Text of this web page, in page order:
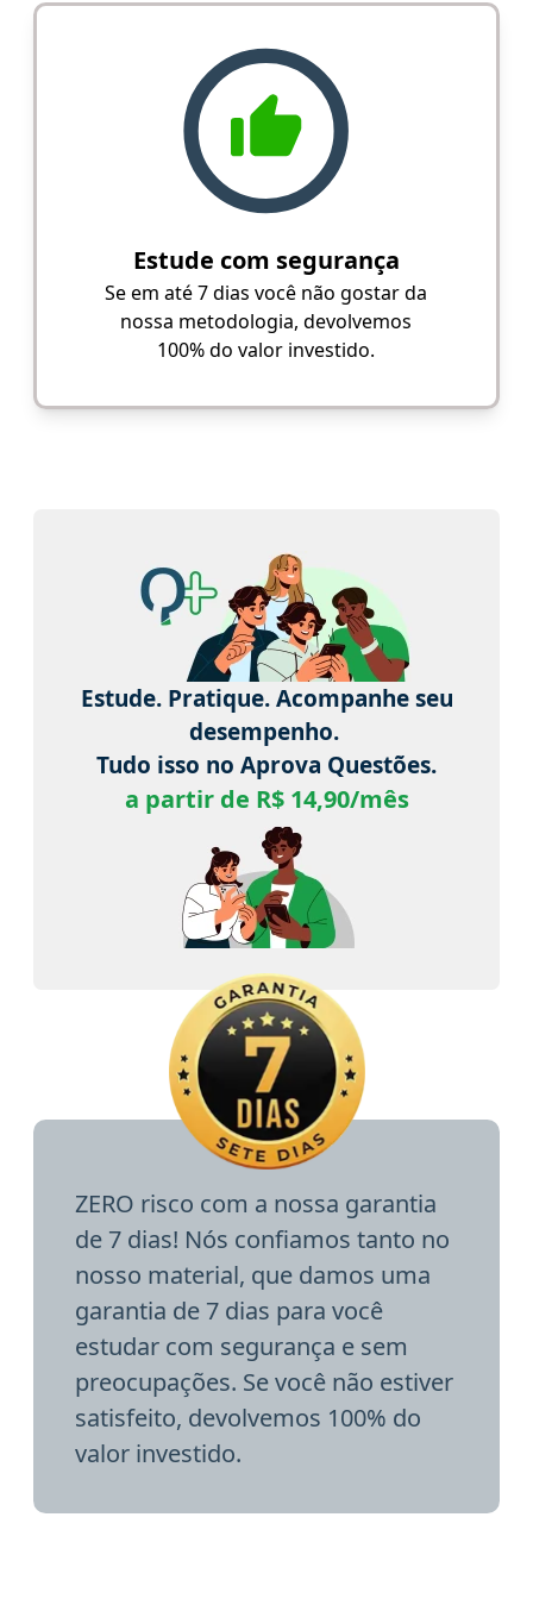
Estude com segurança
Se em até 7 dias você não gostar da
nossa metodologia, devolvemos
100% do valor investido.
Estude. Pratique. Acompanhe seu
desempenho.
Tudo isso no Aprova Questões.
a partir de R$ 14,90/mês
ZERO risco com a nossa garantia
de 7 dias! Nós confiamos tanto no
nosso material, que damos uma
garantia de 7 dias para você
estudar com segurança e sem
preocupações. Se você não estiver
satisfeito, devolvemos 100% do
valor investido.